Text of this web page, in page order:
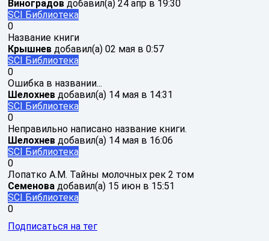
Виноградов добавил(а) 24 апр в 19:30
SCI Библиотека
0
Название книги
Крышнев добавил(а) 02 мая в 0:57
SCI Библиотека
0
Ошибка в названии...
Шелохнев добавил(а) 14 мая в 14:31
SCI Библиотека
0
Неправильно написано название книги.
Шелохнев добавил(а) 14 мая в 16:06
SCI Библиотека
0
Лопатко А.М. Тайны молочных рек 2 том
Семенова добавил(а) 15 июн в 15:51
SCI Библиотека
0
Подписаться на тег